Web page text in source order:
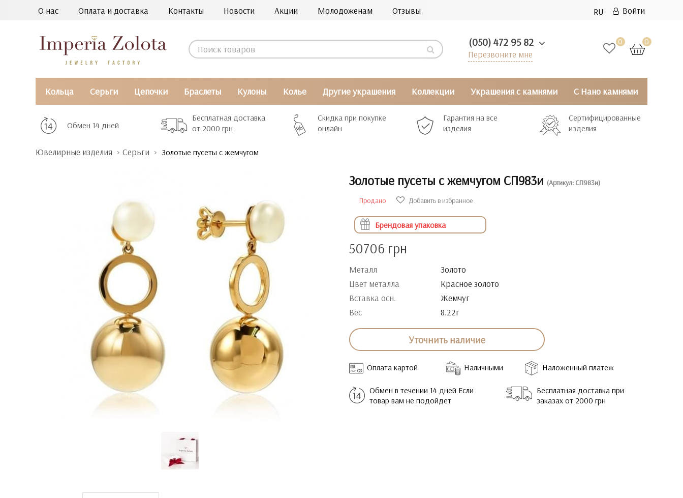
О нас Оплата и доставка Контакты Новости Акции Молодоженам Отзывы RU Войти
0 0
(050) 472 95 82
Перезвоните мне
Кольца Серьги Цепочки Браслеты Кулоны Колье Другие украшения Коллекции Украшения с камнями С Нано камнями
Обмен 14 дней
Бесплатная доставка
от 2000 грн
Скидка при покупке
онлайн
Гарантия на все
изделия
Сертифицированные
изделия
Ювелирные изделия Серьги Золотые пусеты с жемчугом
Золотые пусеты с жемчугом СП983и (Артикул: СП983и)
Продано
Добавить в избранное
Брендовая упаковка
50706 грн
Металл
Золото
Цвет металла
Красное золото
Вставка осн.
Жемчуг
Вес
8.22г
Уточнить наличие
Оплата картой Наличными Наложенный платеж
Обмен в течении 14 дней Если
товар вам не подойдет
Бесплатная доставка при
заказах от 2000 грн